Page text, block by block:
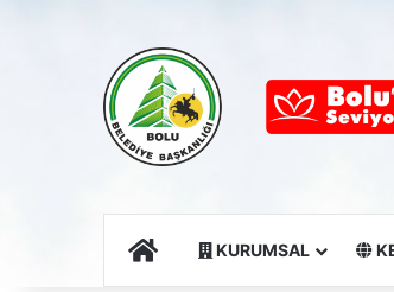
Ana SayfaKURUMSAL